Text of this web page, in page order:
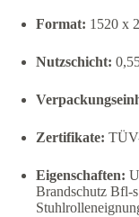
Format: 1520 x
Nutzschicht:
Zertifikate:
Eigenschaften:
Brandschutz Bfl-